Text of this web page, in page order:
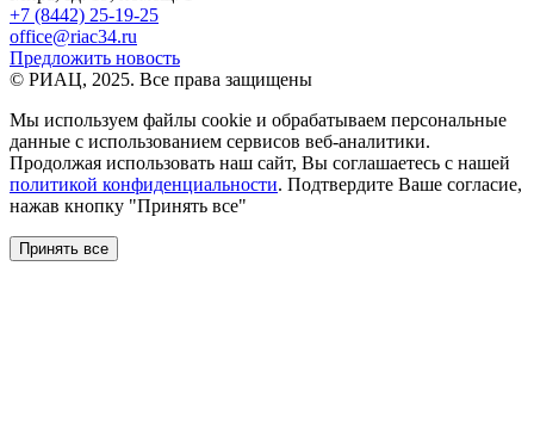
+7 (8442) 25-19-25
office@riac34.ru
Предложить новость
© РИАЦ, 2025. Все права защищены
Мы используем файлы сookie и обрабатываем персональные
данные с использованием сервисов веб-аналитики.
Продолжая использовать наш сайт, Вы соглашаетесь с нашей
политикой конфиденциальности. Подтвердите Ваше согласие,
нажав кнопку "Принять все"
Принять все